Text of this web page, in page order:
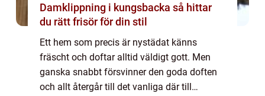
Damklippning i kungsbacka så hittar
du rätt frisör för din stil
Ett hem som precis är nystädat känns
fräscht och doftar alltid väldigt gott. Men
ganska snabbt försvinner den goda doften
och allt återgår till det vanliga där till